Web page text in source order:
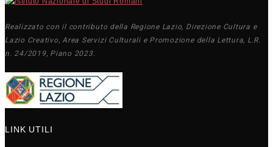
Realizzato con il contributo della Regione Lazio, Direzione Cultura e
Lazio Creativo, Area Servizi Culturali e Promozione della Lettura, L.R.
n. 24/2019, Piano 2023.
LINK UTILI